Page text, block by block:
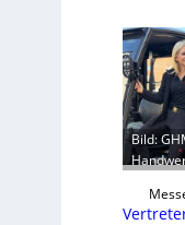
Bild: